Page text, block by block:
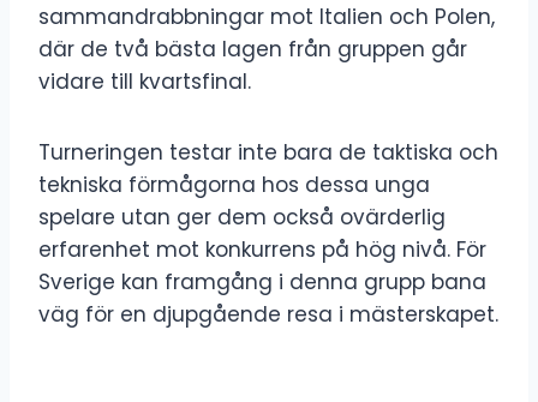
sammandrabbningar mot Italien och Polen,
där de två bästa lagen från gruppen går
vidare till kvartsfinal.
Turneringen testar inte bara de taktiska och
tekniska förmågorna hos dessa unga
spelare utan ger dem också ovärderlig
erfarenhet mot konkurrens på hög nivå. För
Sverige kan framgång i denna grupp bana
väg för en djupgående resa i mästerskapet.